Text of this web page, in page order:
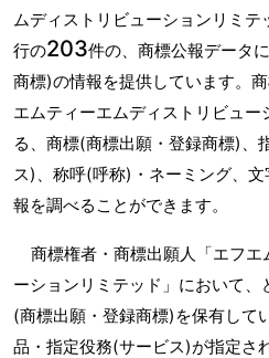
ムディストリビューションリミ
行の203件の、商標公報データ
商標)の情報を提供しています。
エムティーエムディストリビュ
る、商標(商標出願・登録商標)、
ス)、称呼(呼称)・ネーミング、
報を調べることができます。
商標権者・商標出願人「エフエ
ーションリミテッド」において
(商標出願・登録商標)を保有して
品・指定役務(サービス)が指定さ